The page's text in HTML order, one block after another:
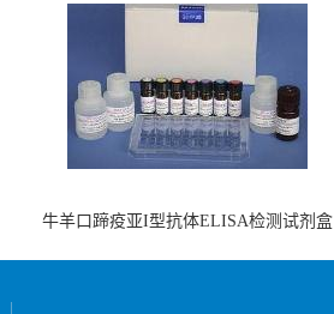
牛羊口蹄疫亚I型抗体ELISA检测试剂盒